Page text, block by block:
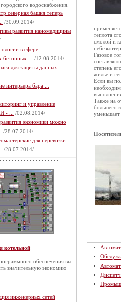
водоснабжения.
северная башня теперь
/30.09.2014/
развития наномедицины
в сфере
бетонных ...
/12.08.2014/
для защиты данных ...
интерьера бара ...
и управление
- ...
/02.08.2014/
экономики можно
/28.07.2014/
для перевозки
/28.07.2014/
котельной
обеспечения вы
значительную экономию
инженерных сетей
теплота
смолой и
Газовое
степень
жилье и
Если вы
Также на
большего